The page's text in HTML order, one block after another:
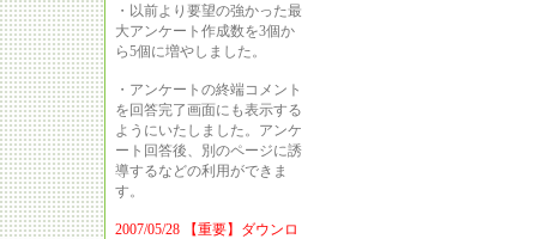
・以前より要望の強かった最
大アンケート作成数を3個か
ら5個に増やしました。
・アンケートの終端コメント
を回答完了画面にも表示する
ようにいたしました。アンケ
ート回答後、別のページに誘
導するなどの利用ができま
す。
2007/05/28 【重要】ダウンロ